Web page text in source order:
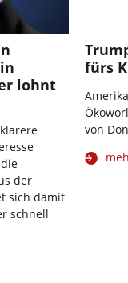
lohnt
der
sich damit
schnell
fürs
von